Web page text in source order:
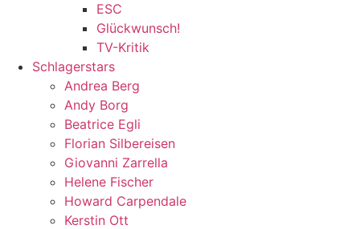
ESC
Glückwunsch!
TV-Kritik
Schlagerstars
Andrea Berg
Andy Borg
Beatrice Egli
Florian Silbereisen
Giovanni Zarrella
Helene Fischer
Howard Carpendale
Kerstin Ott